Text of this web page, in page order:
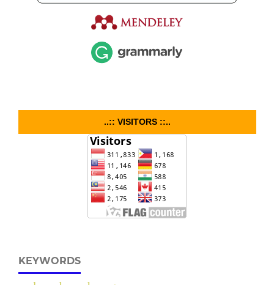
..:: VISITORS ::..
KEYWORDS